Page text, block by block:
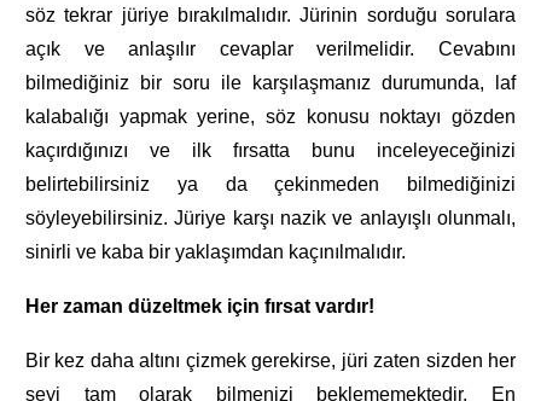
söz tekrar jüriye bırakılmalıdır. Jürinin sorduğu sorulara
açık ve anlaşılır cevaplar verilmelidir. Cevabını
bilmediğiniz bir soru ile karşılaşmanız durumunda, laf
kalabalığı yapmak yerine, söz konusu noktayı gözden
kaçırdığınızı ve ilk fırsatta bunu inceleyeceğinizi
belirtebilirsiniz ya da çekinmeden bilmediğinizi
söyleyebilirsiniz. Jüriye karşı nazik ve anlayışlı olunmalı,
sinirli ve kaba bir yaklaşımdan kaçınılmalıdır.
Her zaman düzeltmek için fırsat vardır!
Bir kez daha altını çizmek gerekirse, jüri zaten sizden her
şeyi tam olarak bilmenizi beklememektedir. En